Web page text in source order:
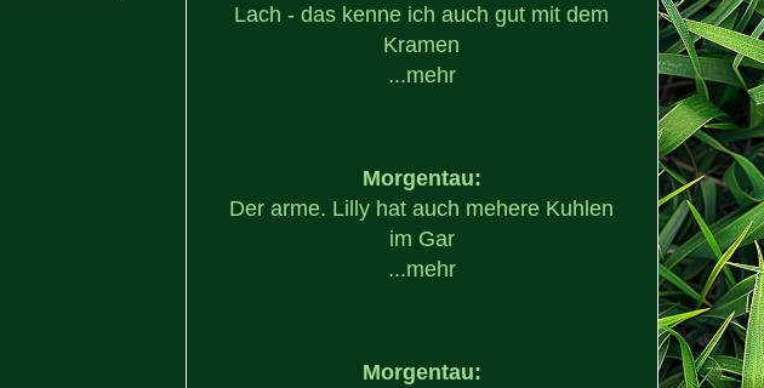
Lach - das kenne ich auch gut mit dem
Kramen
...mehr
Morgentau:
Der arme. Lilly hat auch mehere Kuhlen
im Gar
...mehr
Morgentau: